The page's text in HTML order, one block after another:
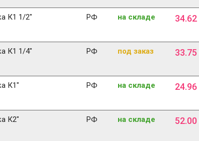
К1 1/2" РФ на складе 34.62
К1 1/4" РФ под заказ 33.75
К1" РФ на складе 24.96
К2" РФ на складе 52.00